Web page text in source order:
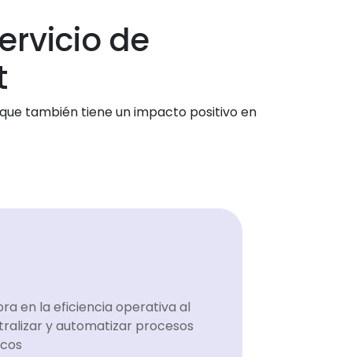
de
también tiene un impacto positivo en
en la eficiencia operativa al
y automatizar procesos